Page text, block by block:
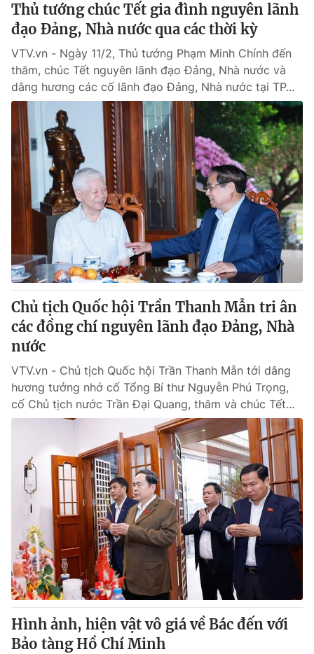
Chuyên mục khác
Emagazine Podcast
Photo Infographic
Video Shorts video
VTV Money VTV Thể thao
VTV Sức khoẻ Bất động sản
Thị trường 24h Tấm lòng Việt
VTV4 Vươn mình bằng AI
VTV9 VTV8
Theo dõi báo trên
Cơ quan chủ quản:Đài Truyền hình Việt Nam
Cơ quan báo chí:
Thời báo VTV
Giấy phép hoạt động báo in và báo điện tử số 483/GP-BTTTT
cấp ngày 29/12/2023
Tổng Biên tập:Vũ Thanh Thủy
Phó Tổng Biên tập:Nguyễn Thị Mỹ Hạnh, Phạm Quốc Thắng,
Nguyễn Trọng Ninh
Tổng đài VTV:024.38 355 931 - 024.38 355 932
Thủ tướng chúc Tết gia đình nguyên lãnh
đạo Đảng, Nhà nước qua các thời kỳ
VTV.vn - Ngày 11/2, Thủ tướng Phạm Minh Chính đến
thăm, chúc Tết nguyên lãnh đạo Đảng, Nhà nước và
dâng hương các cố lãnh đạo Đảng, Nhà nước tại TP...
Chủ tịch Quốc hội Trần Thanh Mẫn tri ân
các đồng chí nguyên lãnh đạo Đảng, Nhà
nước
VTV.vn - Chủ tịch Quốc hội Trần Thanh Mẫn tới dâng
hương tưởng nhớ cố Tổng Bí thư Nguyễn Phú Trọng,
cố Chủ tịch nước Trần Đại Quang, thăm và chúc Tết...
Hình ảnh, hiện vật vô giá về Bác đến với
Bảo tàng Hồ Chí Minh